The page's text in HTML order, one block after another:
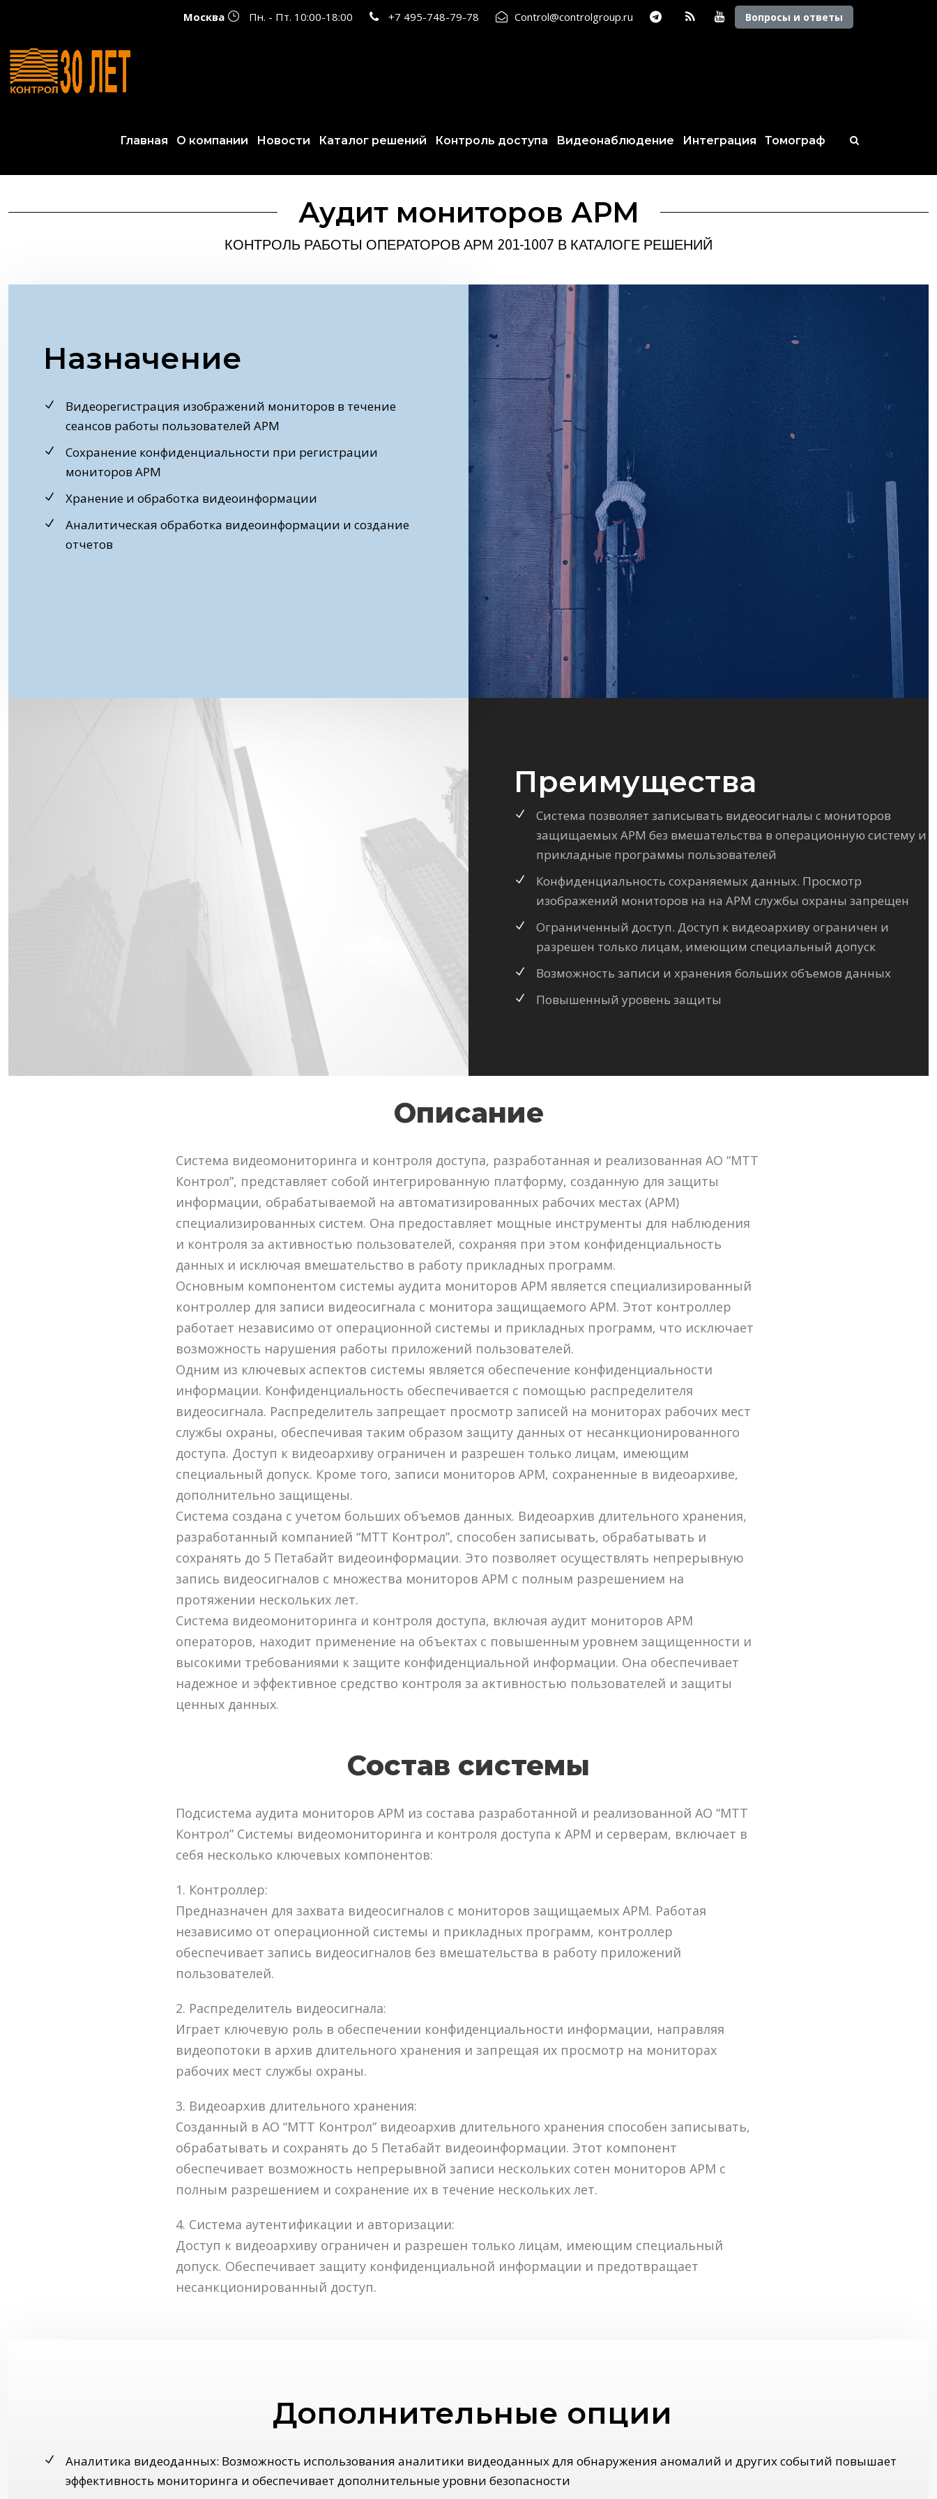
Москва Пн. - Пт. 10:00-18:00 +7 495-748-79-78 Control@controlgroup.ru Вопросы и ответы
Главная О компании Новости Каталог решений Контроль доступа Видеонаблюдение Интеграция Томограф
Аудит мониторов АРМ
КОНТРОЛЬ РАБОТЫ ОПЕРАТОРОВ АРМ 201-1007 В КАТАЛОГЕ РЕШЕНИЙ
Назначение
Видеорегистрация изображений мониторов в течение
сеансов работы пользователей АРМ
Сохранение конфиденциальности при регистрации
мониторов АРМ
Хранение и обработка видеоинформации
Аналитическая обработка видеоинформации и создание
отчетов
Преимущества
Система позволяет записывать видеосигналы с мониторов
защищаемых АРМ без вмешательства в операционную систему и
прикладные программы пользователей
Конфиденциальность сохраняемых данных. Просмотр
изображений мониторов на на АРМ службы охраны запрещен
Ограниченный доступ. Доступ к видеоархиву ограничен и
разрешен только лицам, имеющим специальный допуск
Возможность записи и хранения больших объемов данных
Повышенный уровень защиты
Описание
Система видеомониторинга и контроля доступа, разработанная и реализованная АО “МТТ
Контрол”, представляет собой интегрированную платформу, созданную для защиты
информации, обрабатываемой на автоматизированных рабочих местах (АРМ)
специализированных систем. Она предоставляет мощные инструменты для наблюдения
и контроля за активностью пользователей, сохраняя при этом конфиденциальность
данных и исключая вмешательство в работу прикладных программ.
Основным компонентом системы аудита мониторов АРМ является специализированный
контроллер для записи видеосигнала с монитора защищаемого АРМ. Этот контроллер
работает независимо от операционной системы и прикладных программ, что исключает
возможность нарушения работы приложений пользователей.
Одним из ключевых аспектов системы является обеспечение конфиденциальности
информации. Конфиденциальность обеспечивается с помощью распределителя
видеосигнала. Распределитель запрещает просмотр записей на мониторах рабочих мест
службы охраны, обеспечивая таким образом защиту данных от несанкционированного
доступа. Доступ к видеоархиву ограничен и разрешен только лицам, имеющим
специальный допуск. Кроме того, записи мониторов АРМ, сохраненные в видеоархиве,
дополнительно защищены.
Система создана с учетом больших объемов данных. Видеоархив длительного хранения,
разработанный компанией “МТТ Контрол”, способен записывать, обрабатывать и
сохранять до 5 Петабайт видеоинформации. Это позволяет осуществлять непрерывную
запись видеосигналов с множества мониторов АРМ с полным разрешением на
протяжении нескольких лет.
Система видеомониторинга и контроля доступа, включая аудит мониторов АРМ
операторов, находит применение на объектах с повышенным уровнем защищенности и
высокими требованиями к защите конфиденциальной информации. Она обеспечивает
надежное и эффективное средство контроля за активностью пользователей и защиты
ценных данных.
Состав системы
Подсистема аудита мониторов АРМ из состава разработанной и реализованной АО “МТТ
Контрол” Системы видеомониторинга и контроля доступа к АРМ и серверам, включает в
себя несколько ключевых компонентов:
1. Контроллер:
Предназначен для захвата видеосигналов с мониторов защищаемых АРМ. Работая
независимо от операционной системы и прикладных программ, контроллер
обеспечивает запись видеосигналов без вмешательства в работу приложений
пользователей.
2. Распределитель видеосигнала:
Играет ключевую роль в обеспечении конфиденциальности информации, направляя
видеопотоки в архив длительного хранения и запрещая их просмотр на мониторах
рабочих мест службы охраны.
3. Видеоархив длительного хранения:
Созданный в АО “МТТ Контрол” видеоархив длительного хранения способен записывать,
обрабатывать и сохранять до 5 Петабайт видеоинформации. Этот компонент
обеспечивает возможность непрерывной записи нескольких сотен мониторов АРМ с
полным разрешением и сохранение их в течение нескольких лет.
4. Система аутентификации и авторизации:
Доступ к видеоархиву ограничен и разрешен только лицам, имеющим специальный
допуск. Обеспечивает защиту конфиденциальной информации и предотвращает
несанкционированный доступ.
Дополнительные опции
Аналитика видеоданных: Возможность использования аналитики видеоданных для обнаружения аномалий и других событий повышает
эффективность мониторинга и обеспечивает дополнительные уровни безопасности